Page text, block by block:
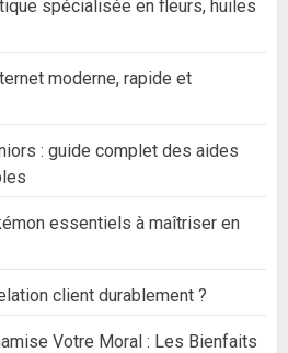
spécialisée en fleurs, huiles
moderne, rapide et
: guide complet des aides
essentiels à maîtriser en
client durablement ?
Votre Moral : Les Bienfaits